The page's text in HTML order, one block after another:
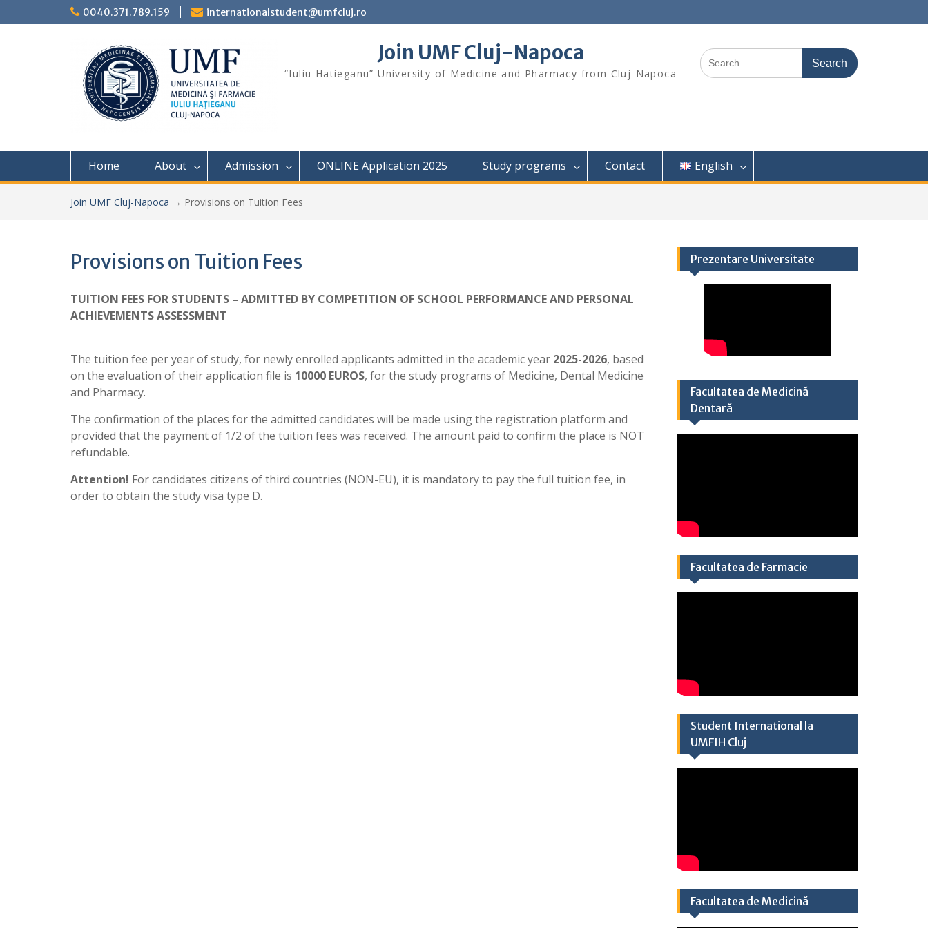
to
0040.371.789.159 internationalstudent@umfcluj.ro
Join UMF Cluj-Napoca
“Iuliu Hatieganu” University of Medicine and Pharmacy from Cluj-Napoca
Search
for:
Home About Admission ONLINE Application 2025 Study programs Contact English
Join UMF Cluj-Napoca → Provisions on Tuition Fees
Provisions on Tuition Fees
TUITION FEES FOR STUDENTS – ADMITTED BY COMPETITION OF SCHOOL PERFORMANCE AND PERSONAL
ACHIEVEMENTS ASSESSMENT
The tuition fee per year of study, for newly enrolled applicants admitted in the academic year 2025-2026, based
on the evaluation of their application file is 10000 EUROS, for the study programs of Medicine, Dental Medicine
and Pharmacy.
The confirmation of the places for the admitted candidates will be made using the registration platform and
provided that the payment of 1/2 of the tuition fees was received. The amount paid to confirm the place is NOT
refundable.
Attention! For candidates citizens of third countries (NON-EU), it is mandatory to pay the full tuition fee, in
order to obtain the study visa type D.
Prezentare Universitate
Facultatea de Medicină
Dentară
Facultatea de Farmacie
Student International la
UMFIH Cluj​
Facultatea de Medicină